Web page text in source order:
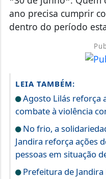
ano precisa cumprir
dentro do período
LEIA TAMBÉM:
Agosto Lilás reforça
combate à violência
No frio, a
Jandira reforça ações
pessoas em situação
Prefeitura de Jandira